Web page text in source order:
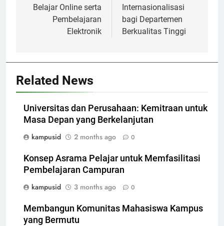
Belajar Online serta
Pembelajaran
Elektronik
Internasionalisasi
bagi Departemen
Berkualitas Tinggi
Related News
Universitas dan Perusahaan: Kemitraan untuk
Masa Depan yang Berkelanjutan
kampusid
2 months ago 0
Konsep Asrama Pelajar untuk Memfasilitasi
Pembelajaran Campuran
kampusid
3 months ago 0
Membangun Komunitas Mahasiswa Kampus
yang Bermutu